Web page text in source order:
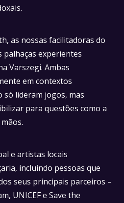
as nossas facilitadoras do
palhaças experientes
Varszegi. Ambas
em contextos
lideram jogos, mas
para questões como a
e artistas locais
incluindo pessoas que
seus principais parceiros –
UNICEF e Save the